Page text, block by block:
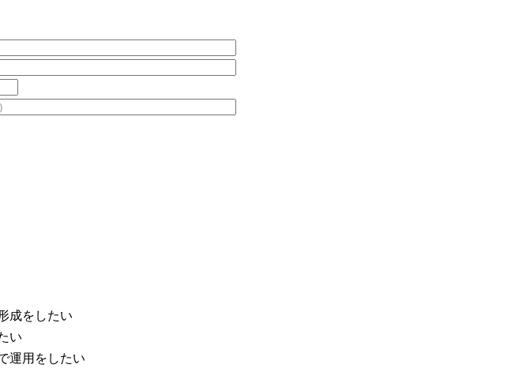
成をしたい
い
運用をしたい